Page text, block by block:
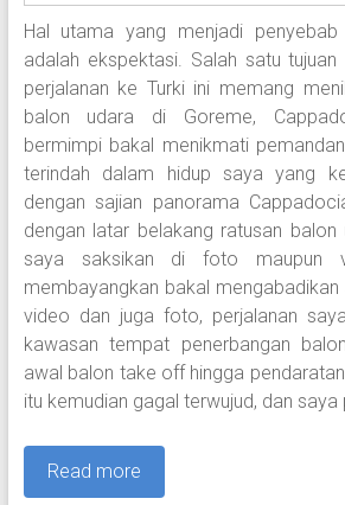
Hal utama yang menjadi
adalah ekspektasi. Salah satu
perjalanan ke Turki ini memang
balon udara di Goreme,
bermimpi bakal menikmati
terindah dalam hidup saya yang
dengan sajian panorama
dengan latar belakang ratusan balon
saya saksikan di foto maupun
membayangkan bakal
video dan juga foto, perjalanan
kawasan tempat penerbangan
awal balon take off hingga
itu kemudian gagal terwujud, dan saya
Read more